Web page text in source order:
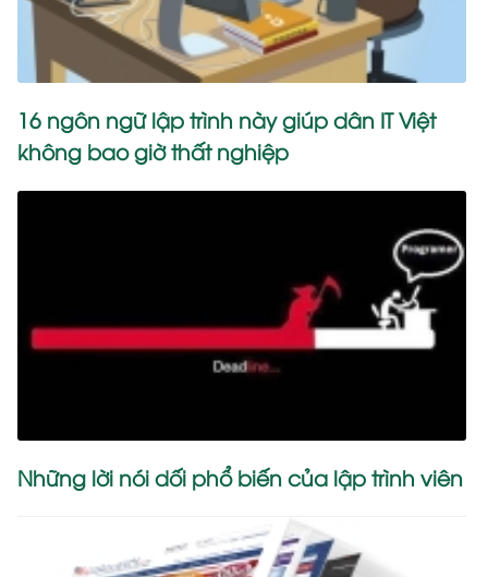
16 ngôn ngữ lập trình này giúp dân IT Việt
không bao giờ thất nghiệp
Những lời nói dối phổ biến của lập trình viên